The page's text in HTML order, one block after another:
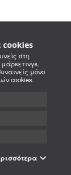
cookies
στη
μόνο
cookies.